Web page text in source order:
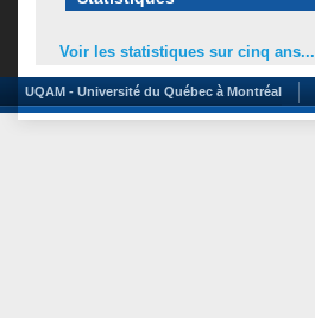
Voir les statistiques sur cinq ans...
UQAM - Université du Québec à Montréal